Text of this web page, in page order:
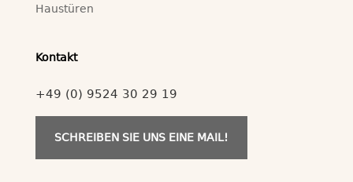
Haustüren
Kontakt
+49 (0) 9524 30 29 19
SCHREIBEN SIE UNS EINE MAIL!